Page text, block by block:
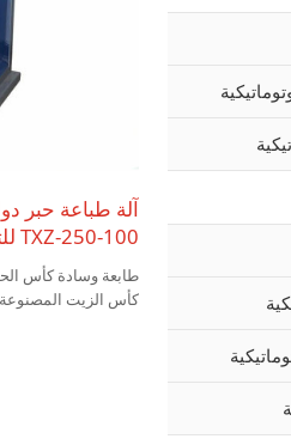
آلة طباعة حبر
TXZ-250-100 للتحكم عن بعد
طابعة وسادة كأس
كأس الزيت المصنوعة